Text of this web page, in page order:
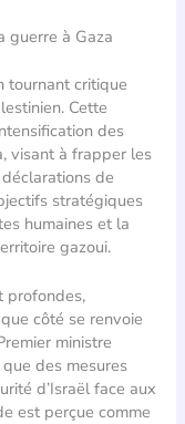
guerre à Gaza
tournant critique
Cette
des
visant à frapper les
de
stratégiques
humaines et la
gazoui.
profondes,
côté se renvoie
ministre
des mesures
d’Israël face aux
est perçue comme